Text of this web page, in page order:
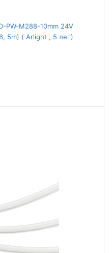
PW-M288-10mm 24V
5m) ( Arlight , 5 лет)